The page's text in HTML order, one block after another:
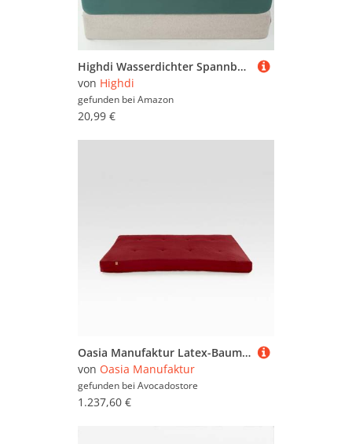
Highdi Wasserdichter Spannbettlaken, Spannbetttuch Weich Matratzenschoner Bettlaken Bis 30cm Matratzenhöhe, Spannbetttücher für Kinder Erwachsene (180x220cm,Grün)
von Highdi
gefunden bei Amazon
20,99 €
Oasia Manufaktur Latex-Baumwoll-Schurwoll-Matratze (stützend)
von Oasia Manufaktur
gefunden bei Avocadostore
1.237,60 €